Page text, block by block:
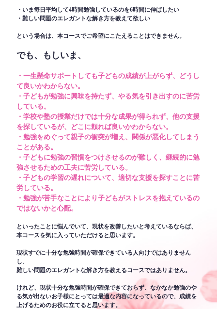
・いま毎日平均して4時間勉強しているのを6時間に伸ばしたい
・難しい問題のエレガントな解き方を教えて欲しい
という場合は、本コースでご希望にこたえることはできません。
でも、もしいま、
・一生懸命サポートしても子どもの成績が上がらず、どうし
て良いかわからない。
・子どもが勉強に興味を持たず、やる気を引き出すのに苦労
している。
・学校や塾の授業だけでは十分な成果が得られず、他の支援
を探しているが、どこに頼れば良いかわからない。
・勉強をめぐって親子の衝突が増え、関係が悪化してしまう
ことがある。
・子どもに勉強の習慣をつけさせるのが難しく、継続的に勉
強させるための工夫に苦労している。
・子どもの学習の遅れについて、適切な支援を探すことに苦
労している。
・勉強が苦手なことにより子どもがストレスを抱えているの
ではないかと心配。
といったことに悩んでいて、現状を改善したいと考えているならば、
本コースを気に入っていただけると思います。
現状すでに十分な勉強時間が確保できている人向けではありません
し、
難しい問題のエレガントな解き方を教えるコースではありません。
けれど、現状十分な勉強時間が確保できておらず、なかなか勉強のや
る気が出ないお子様にとっては最適な内容になっているので、成績を
上げるためのお役に立てると思います。